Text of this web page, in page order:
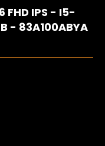
FHD IPS - I5-
- 83A100ABYA